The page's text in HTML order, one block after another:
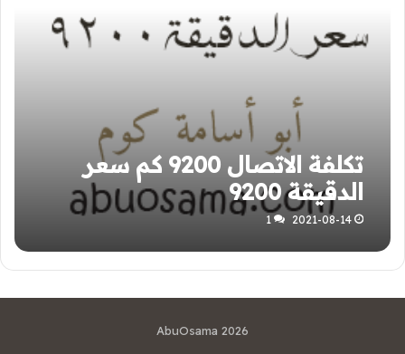
تكلفة الاتصال 9200 كم سعر
الدقيقة 9200
2021-08-14
1
AbuOsama 2026